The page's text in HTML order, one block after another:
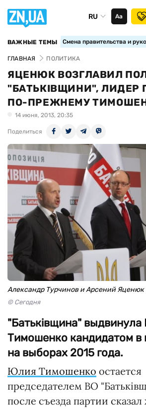
RU Аа
ВАЖНЫЕ ТЕМЫ Смена правительства и
ГЛАВНАЯ ПОЛИТИКА
ЯЦЕНЮК ВОЗГЛАВИЛ
"БАТЬКІВЩИНИ", ЛИДЕР
ПО-ПРЕЖНЕМУ
14 июня, 2013, 20:35
Поделиться
Александр Турчинов и Арсений Яценюк
© Сегодня
"Батьківщина"
Тимошенко кандидатом в
на выборах 2015 года.
Юлия Тимошенко остается
председателем ВО
после съезда партии